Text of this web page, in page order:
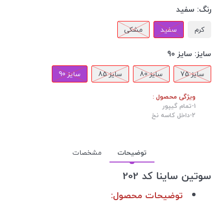
رنگ: سفید
کرم سفید مشکی
سایز: سایز 90
سایز 75 سایز 80 سایز 85 سایز 90
ویژگی محصول :
1-تمام گیپور
2-داخل کاسه نخ
توضیحات مشخصات
سوتین ساینا کد 202
توضیحات محصول: